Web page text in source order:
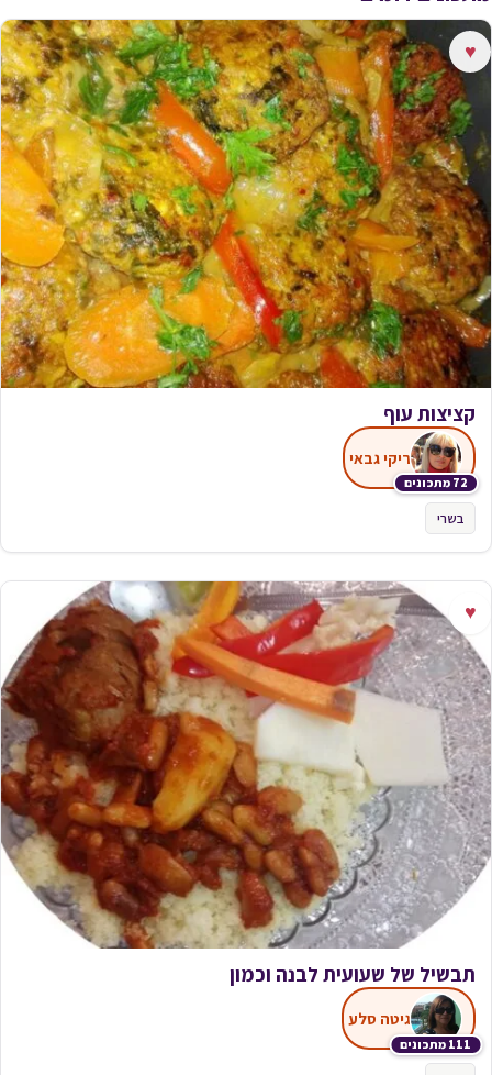
♥
קציצות עוף
72 מתכונים
ריקי גבאי
בשרי
♥
תבשיל של שעועית לבנה וכמון
111 מתכונים
גיטה סלע